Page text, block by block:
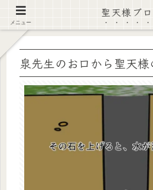
【注意喚起】偽サイト及び偽情
泉先生のお口から聖天
メニュー
聖天様ブ